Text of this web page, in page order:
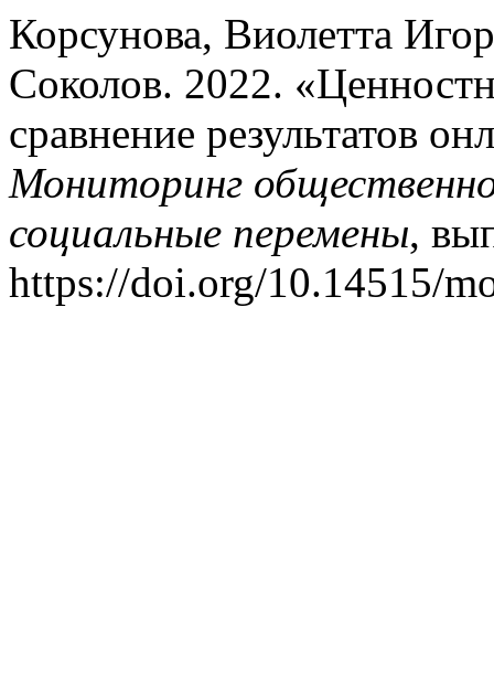
Корсунова, Виолетта
Соколов. 2022.
сравнение результатов
Мониторинг
социальные перемены,
https://doi.org/10.14515/